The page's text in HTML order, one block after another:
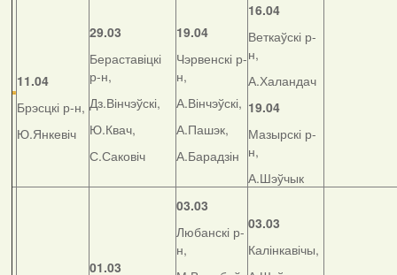
11.04
Брэсцкі р-н,
Ю.Янкевіч
29.03
Бераставіцкі
р-н,
Дз.Вінчэўскі,
Ю.Квач,
С.Саковіч
19.04
Чэрвенскі р-
н,
А.Вінчэўскі,
А.Пашэк,
А.Барадзін
16.04
Веткаўскі р-
н,
А.Халандач
19.04
Мазырскі р-
н,
А.Шэўчык
01.03
03.03
Любанскі р-
н,
03.03
Калінкавічы,